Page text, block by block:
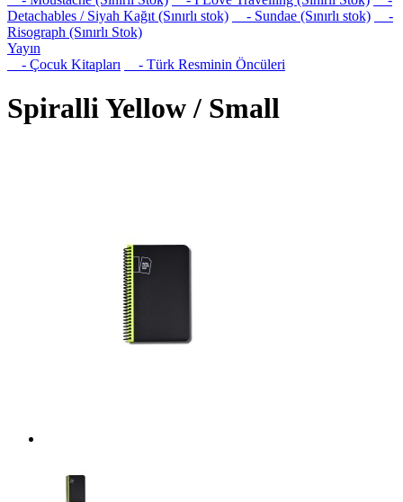
Detachables / Siyah Kağıt (Sınırlı stok)
- Sundae (Sınırlı stok)
-
Risograph (Sınırlı Stok)
Yayın
- Çocuk Kitapları
- Türk Resminin Öncüleri
Spiralli Yellow / Small